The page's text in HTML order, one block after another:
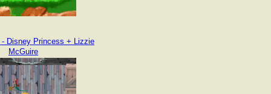
Disney Princess + Lizzie
McGuire